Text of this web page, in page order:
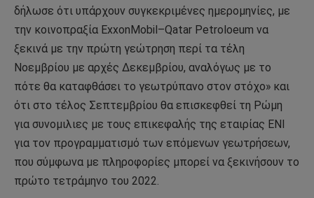
δήλωσε ότι υπάρχουν συγκεκριμένες ημερομηνίες, με
την κοινοπραξία ExxonMobil–Qatar Petroloeum να
ξεκινά με την πρώτη γεώτρηση περί τα τέλη
Νοεμβρίου με αρχές Δεκεμβρίου, αναλόγως με το
πότε θα καταφθάσει το γεωτρύπανο στον στόχο» και
ότι στο τέλος Σεπτεμβρίου θα επισκεφθεί τη Ρώμη
για συνομιλιες με τους επικεφαλής της εταιρίας ΕΝΙ
για τον προγραμματισμό των επόμενων γεωτρήσεων,
που σύμφωνα με πληροφορίες μπορεί να ξεκινήσουν το
πρώτο τετράμηνο του 2022.